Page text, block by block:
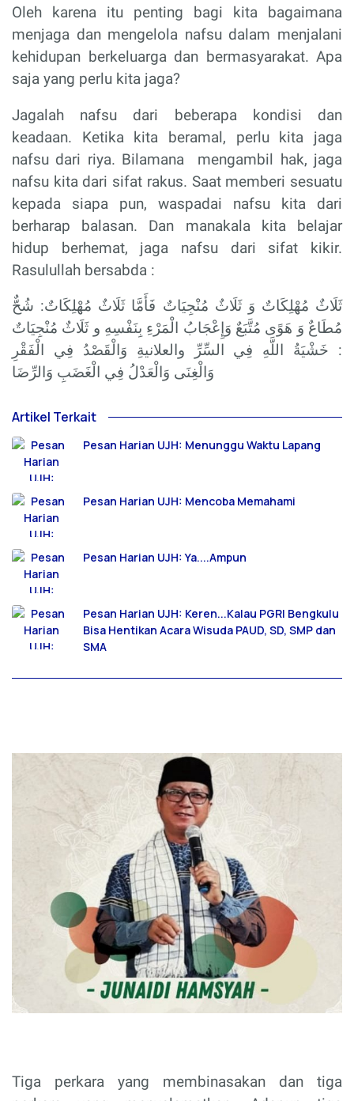
Oleh karena itu penting bagi kita bagaimana
menjaga dan mengelola nafsu dalam menjalani
kehidupan berkeluarga dan bermasyarakat. Apa
saja yang perlu kita jaga?
Jagalah nafsu dari beberapa kondisi dan
keadaan. Ketika kita beramal, perlu kita jaga
nafsu dari riya. Bilamana
mengambil hak, jaga
nafsu kita dari sifat rakus. Saat memberi sesuatu
kepada siapa pun, waspadai nafsu kita dari
berharap balasan. Dan manakala kita belajar
hidup berhemat, jaga nafsu dari sifat kikir.
Rasulullah bersabda :
ثَلَاثٌ مُهْلِكَاتٌ وَ ثَلَاثٌ مُنْجِيَاتٌ فَأَمَّا ثَلَاثٌ مُهْلِكَاتٌ: شُحٌّ
مُطَاعٌ وَ هَوًى مُتَّبَعٌ وَإِعْجَابُ الْمَرْءِ بِنَفْسِهِ و ثَلَاثٌ مُنْجِيَاتٌ
: خَشْيَةُ اللَّهِ فِي السِّرِّ والعلانيةِ وَالْقَصْدُ فِي الْفَقْرِ
وَالْغِنَى وَالْعَدْلُ فِي الْغَضَبِ وَالرِّضَا
Artikel Terkait
Pesan Harian UJH: Menunggu Waktu Lapang
Pesan Harian UJH: Mencoba Memahami
Pesan Harian UJH: Ya....Ampun
Pesan Harian UJH: Keren...Kalau PGRI Bengkulu
Bisa Hentikan Acara Wisuda PAUD, SD, SMP dan
SMA
Tiga perkara yang membinasakan dan tiga